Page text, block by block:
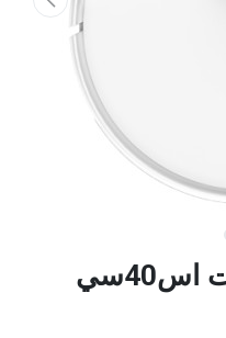
مكنسة شياومي روبوت اس40سي